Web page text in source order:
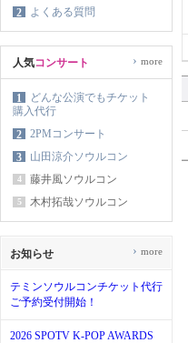
2
よくある質問
人気コンサート
1
どんな公演でもチケット
購入代行
2
2PMコンサート
3
山田涼介ソウルコン
4 藤井風ソウルコン
5 木村拓哉ソウルコン
› more
お知らせ
テミンソウルコンチケット代行
ご予約受付開始！
2026 SPOTV K-POP AWARDS
› more